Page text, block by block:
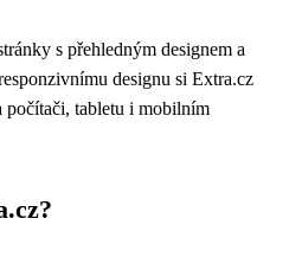
s přehledným designem a
designu si Extra.cz
počítači, tabletu i mobilním